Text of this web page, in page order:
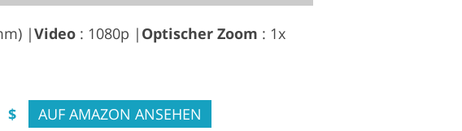
|Video : 1080p | Optischer Zoom : 1x
$
AUF AMAZON ANSEHEN